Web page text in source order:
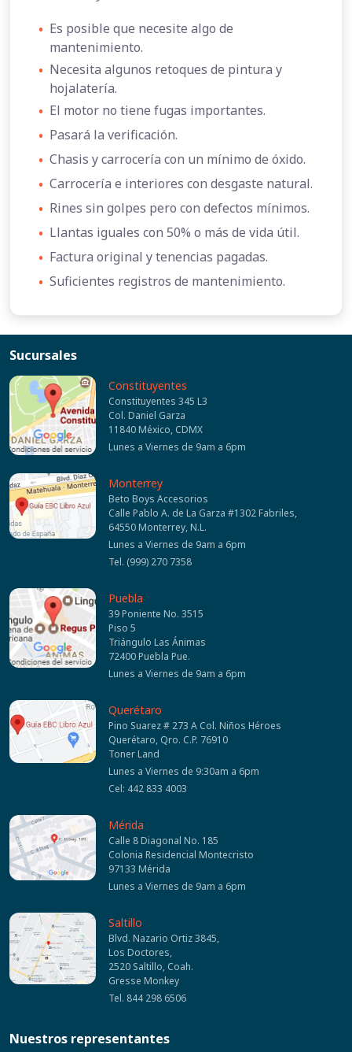
• Es posible que necesite algo de
mantenimiento.
• Necesita algunos retoques de pintura y
hojalatería.
• El motor no tiene fugas importantes.
• Pasará la verificación.
• Chasis y carrocería con un mínimo de óxido.
• Carrocería e interiores con desgaste natural.
• Rines sin golpes pero con defectos mínimos.
• Llantas iguales con 50% o más de vida útil.
• Factura original y tenencias pagadas.
• Suficientes registros de mantenimiento.
Sucursales
Constituyentes
Constituyentes 345 L3
Col. Daniel Garza
11840 México, CDMX
Lunes a Viernes de 9am a 6pm
Monterrey
Beto Boys Accesorios
Calle Pablo A. de La Garza #1302 Fabriles,
64550 Monterrey, N.L.
Lunes a Viernes de 9am a 6pm
Tel. (999) 270 7358
Puebla
39 Poniente No. 3515
Piso 5
Triángulo Las Ánimas
72400 Puebla Pue.
Lunes a Viernes de 9am a 6pm
Querétaro
Pino Suarez # 273 A Col. Niños Héroes
Querétaro, Qro. C.P. 76910
Toner Land
Lunes a Viernes de 9:30am a 6pm
Cel: 442 833 4003
Mérida
Calle 8 Diagonal No. 185
Colonia Residencial Montecristo
97133 Mérida
Lunes a Viernes de 9am a 6pm
Saltillo
Blvd. Nazario Ortiz 3845,
Los Doctores,
2520 Saltillo, Coah.
Gresse Monkey
Tel. 844 298 6506
Nuestros representantes